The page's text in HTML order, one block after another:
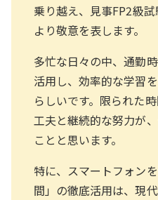
乗り越え、見事FP2級
より敬意を表します。
多忙な日々の中、通勤
活用し、効率的な学習
らしいです。限られた
工夫と継続的な努力が
ことと思います。
特に、スマートフォン
間」の徹底活用は、現